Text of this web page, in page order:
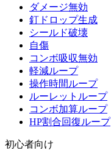
ダメージ無効
釘ドロップ生成
シールド破壊
自傷
コンボ吸収無効
軽減ループ
操作時間ループ
ルーレットループ
コンボ加算ループ
HP割合回復ループ
初心者向け